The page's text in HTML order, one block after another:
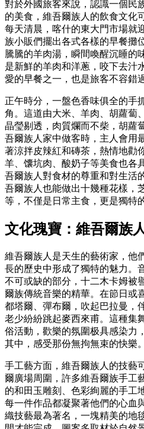
對於外國旅客來說，認識一個民
的美食，維吾爾族人的飲食文化
每天清晨，喀什的東大門市場就
族小販們擺出各式各樣的早餐攤
騰騰的羊肉湯，瞬間喚醒沉睡的
是新鮮的羊肉和洋蔥，咬下去汁
愛的早餐之一，也是旅客不容錯
正午時分，一盤色香味俱全的手
角。這道由大米、羊肉、胡蘿蔔
晶瑩剔透，肉質爛而不柴，胡蘿
吾爾族人家中做客時，主人會用
著涼拌皮辣紅和磚茶，熱情地勸
羊、馕坑肉、酸奶子等美食也各
吾爾族人對食材的尊重和對生活
吾爾族人也能做出十幾種花樣，
等，不僅是日常主食，更是獨特
文化瑰寶：維吾爾族
維吾爾族人是天生的藝術家，他
長的歷史中形成了獨特的魅力。
不可或缺的部分，十二木卡姆被
爾族傳統音樂的精華。在節日或
都塔爾、彈布爾，吹起巴拉曼，
老少紛紛跳起麥西來甫。這種集
俗活動，歡樂的氛圍极具感染力
其中，感受那份無拘無束的快樂。
手工藝方面，維吾爾族人的技藝
爾廣場周圍，許多維吾爾族手工
的和田玉雕刻、色彩絢麗的手工
每一件作品都凝聚著他們的心血
織技藝最為著名，一塊精美的地